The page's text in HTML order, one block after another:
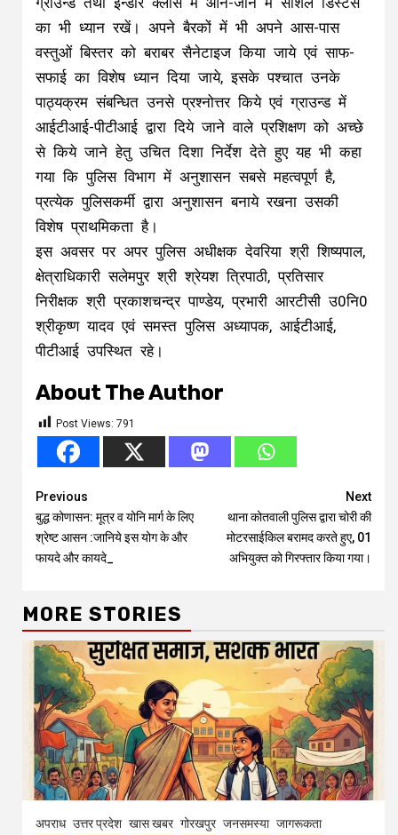
का भी ध्यान रखें। अपने बैरकों में भी अपने आस-पास
वस्तुओं बिस्तर को बराबर सैनेटाइज किया जाये एवं साफ-
सफाई का विशेष ध्यान दिया जाये, इसके पश्चात उनके
पाठ्यक्रम संबन्धित उनसे प्रश्नोत्तर किये एवं ग्राउन्ड में
आईटीआई-पीटीआई द्वारा दिये जाने वाले प्रशिक्षण को अच्छे
से किये जाने हेतु उचित दिशा निर्देश देते हुए यह भी कहा
गया कि पुलिस विभाग में अनुशासन सबसे महत्वपूर्ण है,
प्रत्येक पुलिसकर्मी द्वारा अनुशासन बनाये रखना उसकी
विशेष प्राथमिकता है।
इस अवसर पर अपर पुलिस अधीक्षक देवरिया श्री शिष्यपाल,
क्षेत्राधिकारी सलेमपुर श्री श्रेयश त्रिपाठी, प्रतिसार
निरीक्षक श्री प्रकाशचन्द्र पाण्डेय, प्रभारी आरटीसी उ0नि0
श्रीकृष्ण यादव एवं समस्त पुलिस अध्यापक, आईटीआई,
पीटीआई उपस्थित रहे।
About The Author
Post Views: 791
Continue
Reading
Previous
बुद्ध कोणासन: मूत्र व योनि मार्ग के लिए
श्रेष्ट आसन :जानिये इस योग के और
फायदे और कायदे_
Next
थाना कोतवाली पुलिस द्वारा चोरी की
मोटरसाईकिल बरामद करते हुए, 01
अभियुक्त को गिरफ्तार किया गया।
MORE STORIES
अपराध उत्तर प्रदेश खास खबर गोरखपुर जनसमस्या जागरूकता